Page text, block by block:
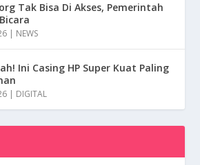
Tak Bisa Di Akses, Pemerintah
| NEWS
Ini Casing HP Super Kuat Paling
| DIGITAL